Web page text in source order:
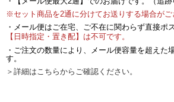
※セット商品を2通に分けてお送りする場合がご
・メール便はご在宅、ご不在に関わらず直接ポ
【日時指定・置き配】は不可です。
・ご注文の数量により、メール便容量を超えた
す。
＞詳細はこちらからご確認ください。